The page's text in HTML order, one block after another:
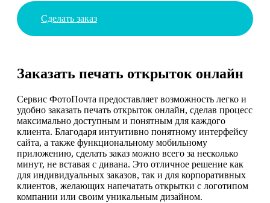
Сделать заказ
Заказать печать открыток онлайн
Сервис ФотоПочта предоставляет возможность легко и
удобно заказать печать открыток онлайн, сделав процесс
максимально доступным и понятным для каждого
клиента. Благодаря интуитивно понятному интерфейсу
сайта, а также функциональному мобильному
приложению, сделать заказ можно всего за несколько
минут, не вставая с дивана. Это отличное решение как
для индивидуальных заказов, так и для корпоративных
клиентов, желающих напечатать открытки с логотипом
компании или своим уникальным дизайном.